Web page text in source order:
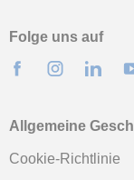
Folge uns auf
Allgemeine
Cookie-Richtlinie